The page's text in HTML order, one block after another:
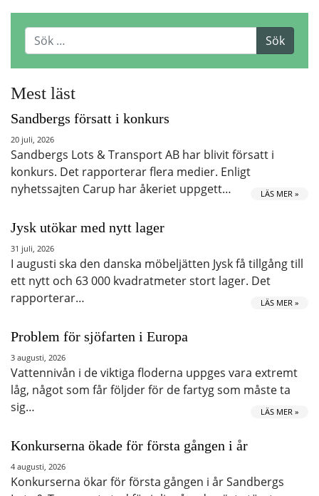
Mest läst
Sandbergs försatt i konkurs
20 juli, 2026
Sandbergs Lots & Transport AB har blivit försatt i
konkurs. Det rapporterar flera medier. Enligt
nyhetssajten Carup har åkeriet uppgett…
LÄS MER »
Jysk utökar med nytt lager
31 juli, 2026
I augusti ska den danska möbeljätten Jysk få tillgång till
ett nytt och 63 000 kvadratmeter stort lager. Det
rapporterar…
LÄS MER »
Problem för sjöfarten i Europa
3 augusti, 2026
Vattennivån i de viktiga floderna uppges vara extremt
låg, något som får följder för de fartyg som måste ta
sig…
LÄS MER »
Konkurserna ökade för första gången i år
4 augusti, 2026
Konkurserna ökar för första gången i år Sandbergs